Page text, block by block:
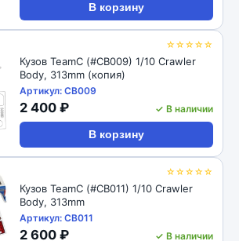
В корзину
☆☆☆☆☆
Кузов TeamC (#CB009) 1/10 Crawler
Body, 313mm (копия)
Артикул: CB009
2 400 ₽ ✓ В наличии
В корзину
☆☆☆☆☆
Кузов TeamC (#CB011) 1/10 Crawler
Body, 313mm
Артикул: CB011
2 600 ₽ ✓ В наличии